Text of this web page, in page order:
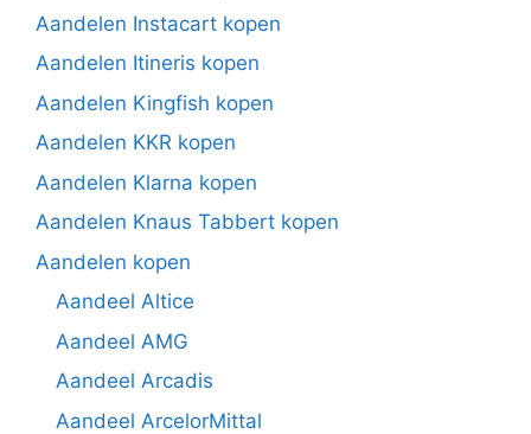
Aandelen Instacart kopen
Aandelen Itineris kopen
Aandelen Kingfish kopen
Aandelen KKR kopen
Aandelen Klarna kopen
Aandelen Knaus Tabbert kopen
Aandelen kopen
Aandeel Altice
Aandeel AMG
Aandeel Arcadis
Aandeel ArcelorMittal